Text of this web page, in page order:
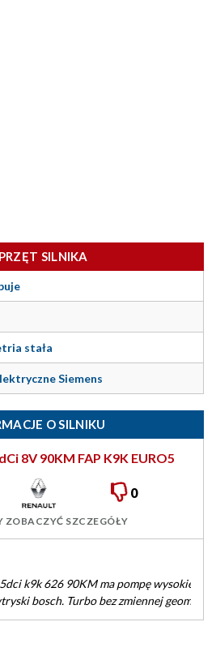
SILNIKA
stała
Siemens
O SILNIKU
8V 90KM FAP K9K EURO5
0
ZOBACZYĆ SZCZEGÓŁY
90KM ma pompę wysokiego
bez zmiennej geometrii,